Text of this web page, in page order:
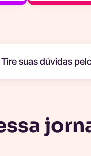
Tire suas dúvidas